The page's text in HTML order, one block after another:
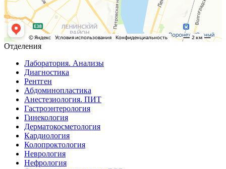
Отделения
Лаборатория. Анализы
Диагностика
Рентген
Абдоминопластика
Анестезиология. ПИТ
Гастроэнтерология
Гинекология
Дерматокосметология
Кардиология
Колопроктология
Неврология
Нефрология